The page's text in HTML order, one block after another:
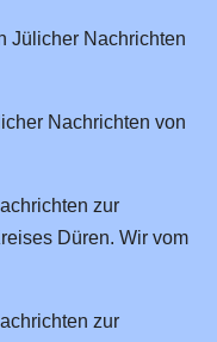
Jülicher Nachrichten
Nachrichten von
zur
Düren. Wir vom
zur